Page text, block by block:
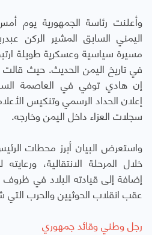
وأعلنت رئاسة الجمهورية يوم
اليمني السابق المشير الركن
مسيرة سياسية وعسكرية طويلة
في تاريخ اليمن الحديث. حيث قالت
إن هادي توفي في العاصمة
إعلان الحداد الرسمي وتنكيس
سجلات العزاء داخل اليمن وخارجه.
واستعرض البيان أبرز محطات
خلال المرحلة الانتقالية،
إضافة إلى قيادته البلاد في
عقب انقلاب الحوثيين والحرب التي
رجل وطني وقائد جمهوري